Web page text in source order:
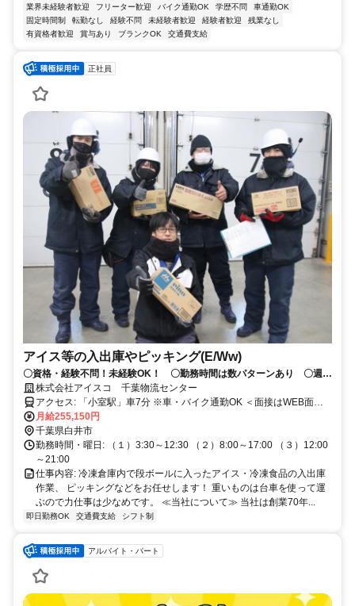
業界未経験者歓迎 フリーター歓迎 バイク通勤OK 学歴不問
車通勤OK
固定時間制
転勤なし 経験不問 未経験者歓迎 経験者歓迎
残業なし
有資格者歓迎
賞与あり ブランクOK 交通費支給
正社員
アイス等の入出庫やピッキング(E/Ww)
〇資格・経験不問！未経験OK！ 〇勤務時間は数パターンあり 〇週休
3日制株式会社アイスコ 千葉物流センター
アクセス: 「小室駅」車7分 ※車・バイク通勤OK ＜面接はWEB面接
にて行います＞ ●WEB面接の希望日時は【平日9時～18時】のお時間
でご予約ください。 ●上記以外の日程も調整可能です。お気軽にご相
談ください。
月給255,150円
千葉県白井市
勤務時間・曜日: （１）3:30～12:30 （２）8:00～17:00 （３）12:00
～21:00
仕事内容: 冷凍倉庫内で段ボールに入ったアイス・冷凍食品の入出庫
作業、 ピッキングなどをお任せします！ 重いものは台車を使って運
ぶので力仕事は少なめです。 ≪当社について≫ 当社は創業70年...
即日勤務OK 交通費支給 シフト制
アルバイト・パート